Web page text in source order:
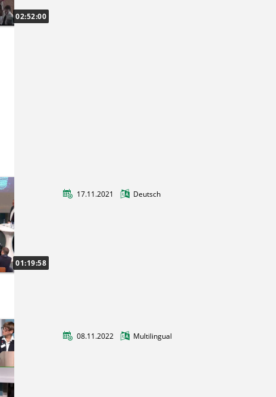
02:52:00
01:19:58
17.11.2021 Deutsch
08.11.2022 Multilingual